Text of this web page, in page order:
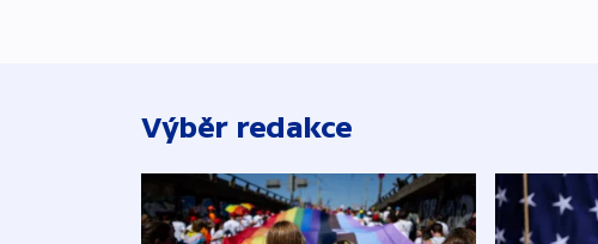
Výběr redakce